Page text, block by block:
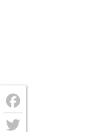
Facebook